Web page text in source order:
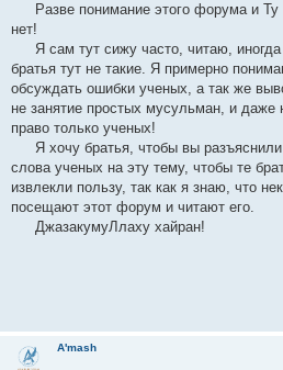
Разве понимание этого форума и
нет!
Я сам тут сижу часто, читаю,
братья тут не такие. Я примерно
обсуждать ошибки ученых, а так же
не занятие простых мусульман, и даже
право только ученых!
Я хочу братья, чтобы вы
слова ученых на эту тему, чтобы те
извлекли пользу, так как я знаю, что
посещают этот форум и читают его.
ДжазакумуЛлаху хайран!
A'mash